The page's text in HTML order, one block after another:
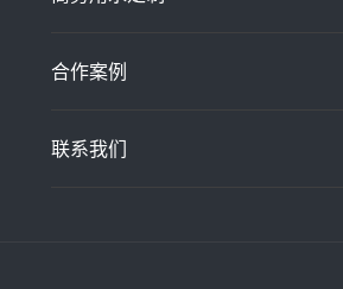
合作案例
联系我们